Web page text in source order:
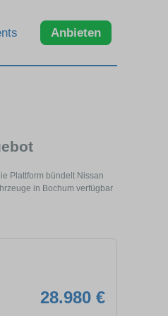
Anbieten
Plattform bündelt Nissan
in Bochum verfügbar
28.980 €